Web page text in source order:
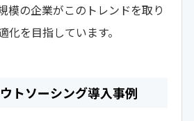
模の企業がこのトレンドを取り
化を目指しています。
トソーシング導入事例